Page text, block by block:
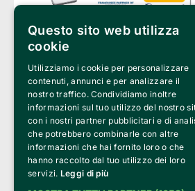
Clappit è un marchio di proprietà di:
Bemils Srl
a Socio Unico
Via Fosse Ardeatine, 4 -20092 Cinisello Balsamo
PI 05589050961
Iscr. C.C.I.A.A. Milano R.E.A. 1833471
© 2010-2025 Bemils Srl - Tutti i diritti riservati
Credits:
Clappit è basato sulla piattaforma di biglietteria
dall’Agenzia delle Entrate con protocollo n.
Questo sito web utilizza
cookie
Utilizziamo i cookie per personalizzare
contenuti, annunci e per analizzare il
nostro traffico. Condividiamo inoltre
informazioni sul tuo utilizzo del nostro
con i nostri partner pubblicitari e di
che potrebbero combinarle con altre
informazioni che hai fornito loro o che
hanno raccolto dal tuo utilizzo dei loro
servizi. Leggi di più